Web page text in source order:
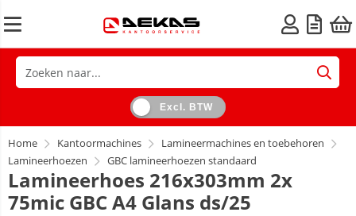
Excl. BTW
Home Kantoormachines
Lamineermachines en toebehoren
Lamineerhoezen
GBC lamineerhoezen standaard
Lamineerhoes 216x303mm 2x
75mic GBC A4 Glans ds/25